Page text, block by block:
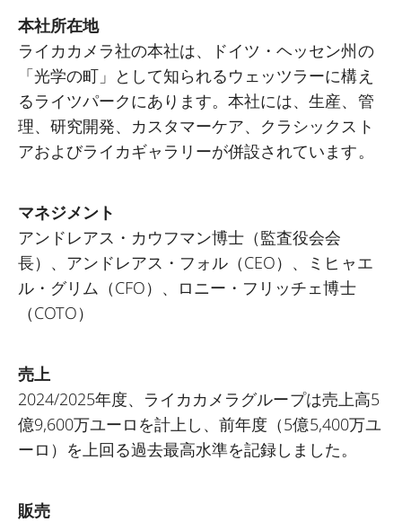
本社所在地
ライカカメラ社の本社は、ドイツ・ヘッセン州の
「光学の町」として知られるウェッツラーに構え
るライツパークにあります。本社には、生産、管
理、研究開発、カスタマーケア、クラシックスト
アおよびライカギャラリーが併設されています。
マネジメント
アンドレアス・カウフマン博士（監査役会会
長）、アンドレアス・フォル（CEO）、ミヒャエ
ル・グリム（CFO）、ロニー・フリッチェ博士
（COTO）
売上
2024/2025年度、ライカカメラグループは売上高5
億9,600万ユーロを計上し、前年度（5億5,400万ユ
ーロ）を上回る過去最高水準を記録しました。
販売